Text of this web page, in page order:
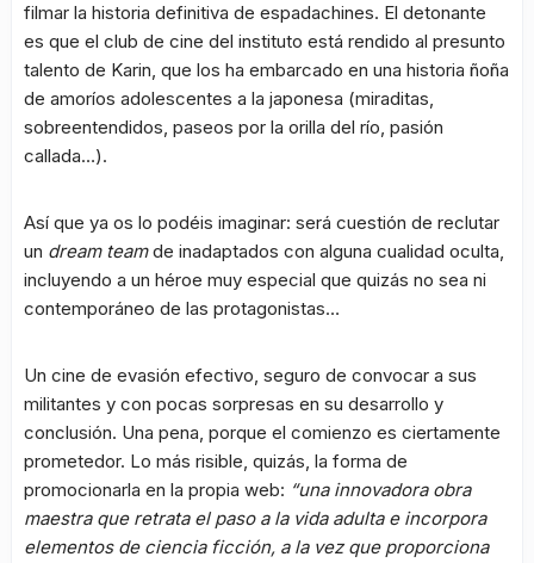
filmar la historia definitiva de espadachines. El detonante
es que el club de cine del instituto está rendido al presunto
talento de Karin, que los ha embarcado en una historia ñoña
de amoríos adolescentes a la japonesa (miraditas,
sobreentendidos, paseos por la orilla del río, pasión
callada…).
Así que ya os lo podéis imaginar: será cuestión de reclutar
un dream teamde inadaptados con alguna cualidad oculta,
incluyendo a un héroe muy especial que quizás no sea ni
contemporáneo de las protagonistas…
Un cine de evasión efectivo, seguro de convocar a sus
militantes y con pocas sorpresas en su desarrollo y
conclusión. Una pena, porque el comienzo es ciertamente
prometedor. Lo más risible, quizás, la forma de
promocionarla en la propia web: “una innovadora obra
maestra que retrata el paso a la vida adulta e incorpora
elementos de ciencia ficción, a la vez que proporciona